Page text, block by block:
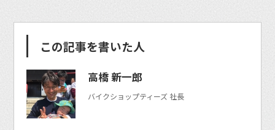
この記事を書いた人
高橋 新一郎
バイクショップティーズ 社長